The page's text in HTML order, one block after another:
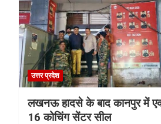
उत्तर प्रदेश
लखनऊ हादसे के बाद कानपुर में
16 कोचिंग सेंटर सील